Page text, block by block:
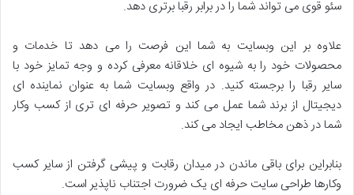
سئو قوی می تواند شما را در برابر رقبا برتری دهد.
علاوه بر این وبسایت به شما این فرصت را می دهد تا خدمات و
محصولات خود را به شیوه ای خلاقانه معرفی کرده و وجه تمایز خود با
سایر رقبا را برجسته کنید. در واقع وبسایت شما به عنوان نماینده ای
دیجیتال از برند شما عمل می کند و تصویر حرفه ای تری از کسب وکار
شما در ذهن مخاطب ایجاد می کند.
بنابراین برای باقی ماندن در میدان رقابت و پیشی گرفتن از سایر کسب
وکارها طراحی سایت حرفه ای یک ضرورت اجتناب ناپذیر است.